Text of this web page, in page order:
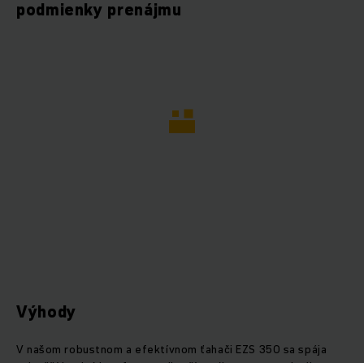
podmienky prenájmu
Výhody
V našom robustnom a efektívnom ťahači EZS 350 sa spája